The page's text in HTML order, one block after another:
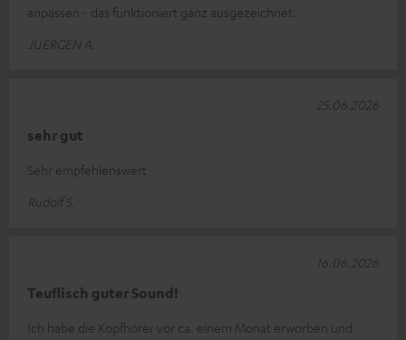
anpassen - das funktioniert ganz ausgezeichnet.
JUERGEN A.
sehr gut
Sehr empfehlenswert
Rudolf S.
25.06.2026
Teuflisch guter Sound!
Ich habe die Kopfhörer vor ca. einem Monat erworben und
16.06.2026